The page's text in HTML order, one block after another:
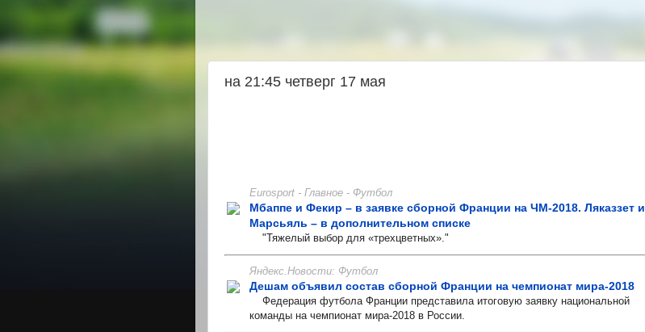
на 21:45 четверг 17 мая
Eurosport - Главное - Футбол
Мбаппе и Фекир – в заявке сборной Франции на ЧМ-2018. Ляказзет и
Марсьяль – в дополнительном списке
"Тяжелый выбор для «трехцветных»."
Яндекс.Новости: Футбол
Дешам объявил состав сборной Франции на чемпионат мира-2018
Федерация футбола Франции представила итоговую заявку национальной
команды на чемпионат мира-2018 в России.